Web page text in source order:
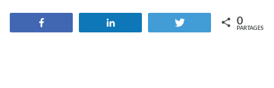
Tweetez 0
PARTAGES